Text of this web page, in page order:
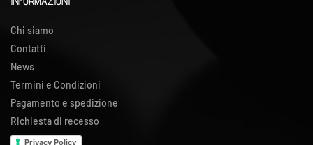
Chi siamo
Contatti
News
Termini e Condizioni
Pagamento e spedizione
Richiesta di recesso
Privacy Policy